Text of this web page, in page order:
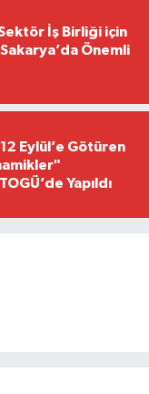
İş Birliği için
Önemli
Eylül’e Götüren
Yapıldı